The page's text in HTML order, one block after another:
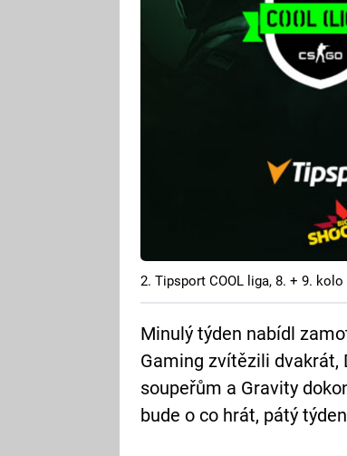
2. Tipsport COOL liga, 8. + 9. kolo
Minulý týden nabídl
Gaming zvítězili dvakrát,
soupeřům a Gravity
bude o co hrát, pátý